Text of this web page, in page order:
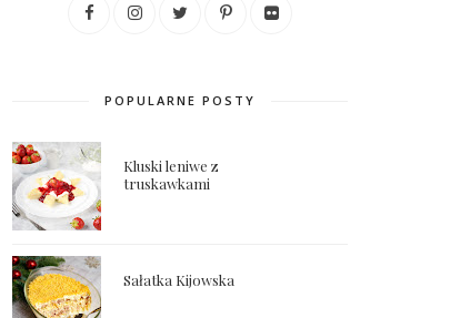
POPULARNE POSTY
Kluski leniwe z
truskawkami
Sałatka Kijowska